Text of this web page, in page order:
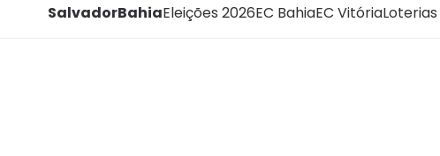
SalvadorBahiaEleições 2026EC BahiaEC VitóriaLoterias